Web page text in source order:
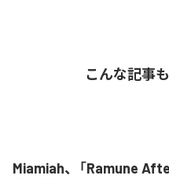
こんな記事
Miamiah、「Ramune